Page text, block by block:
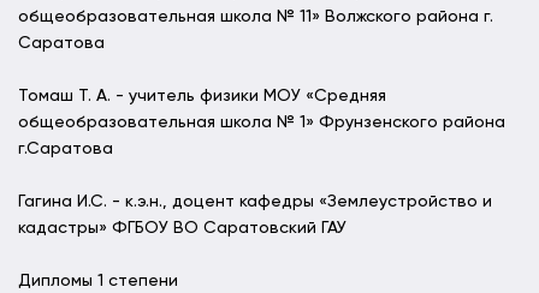
общеобразовательная школа № 11» Волжского района г.
Саратова
Томаш Т. А. - учитель физики МОУ «Средняя
общеобразовательная школа № 1» Фрунзенского района
г.Саратова
Гагина И.С. - к.э.н., доцент кафедры «Землеустройство и
кадастры» ФГБОУ ВО Саратовский ГАУ
Дипломы 1 степени